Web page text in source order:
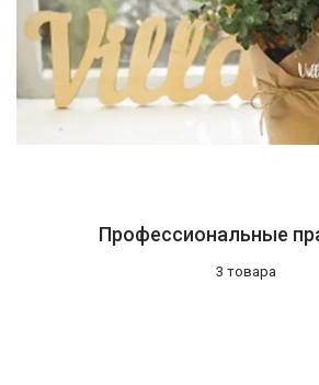
Профессиональные
3 товара